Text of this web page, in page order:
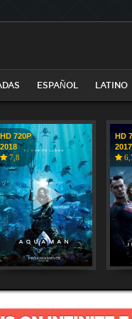
ESPAÑOL LATINO
HD 720P
2018
7,8
HD
2017